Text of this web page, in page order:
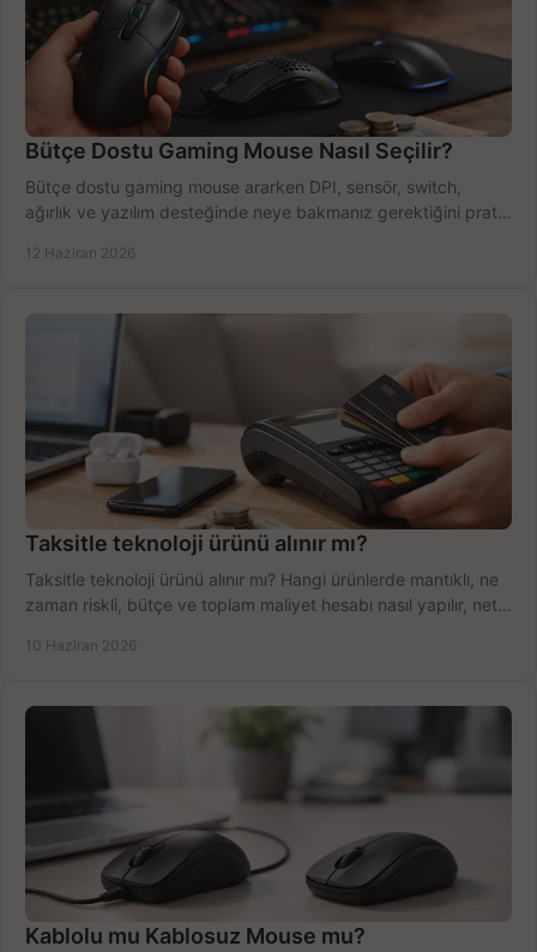
Bütçe Dostu Gaming Mouse Nasıl Seçilir?
Bütçe dostu gaming mouse ararken DPI, sensör, switch,
ağırlık ve yazılım desteğinde neye bakmanız gerektiğini pratik
12 Haziran 2026
Taksitle teknoloji ürünü alınır mı?
Taksitle teknoloji ürünü alınır mı? Hangi ürünlerde mantıklı, ne
zaman riskli, bütçe ve toplam maliyet hesabı nasıl yapılır, net
10 Haziran 2026
Kablolu mu Kablosuz Mouse mu?